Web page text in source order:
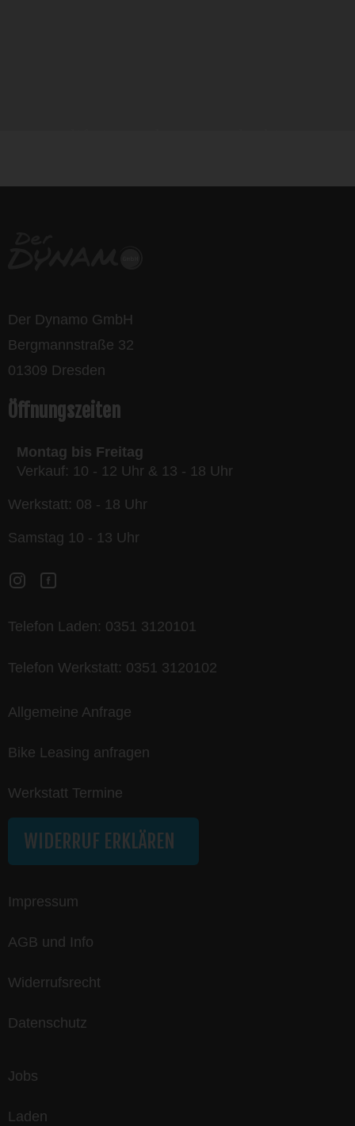
Der Dynamo GmbH
Bergmannstraße 32
01309 Dresden
Öffnungszeiten
Montag bis Freitag
Verkauf: 10 - 12 Uhr & 13 - 18 Uhr
Werkstatt: 08 - 18 Uhr
Samstag 10 - 13 Uhr
Telefon Laden: 0351 3120101
Telefon Werkstatt: 0351 3120102
Allgemeine Anfrage
Bike Leasing anfragen
Werkstatt Termine
WIDERRUF ERKLÄREN
Impressum
AGB und Info
Widerrufsrecht
Datenschutz
Jobs
Laden